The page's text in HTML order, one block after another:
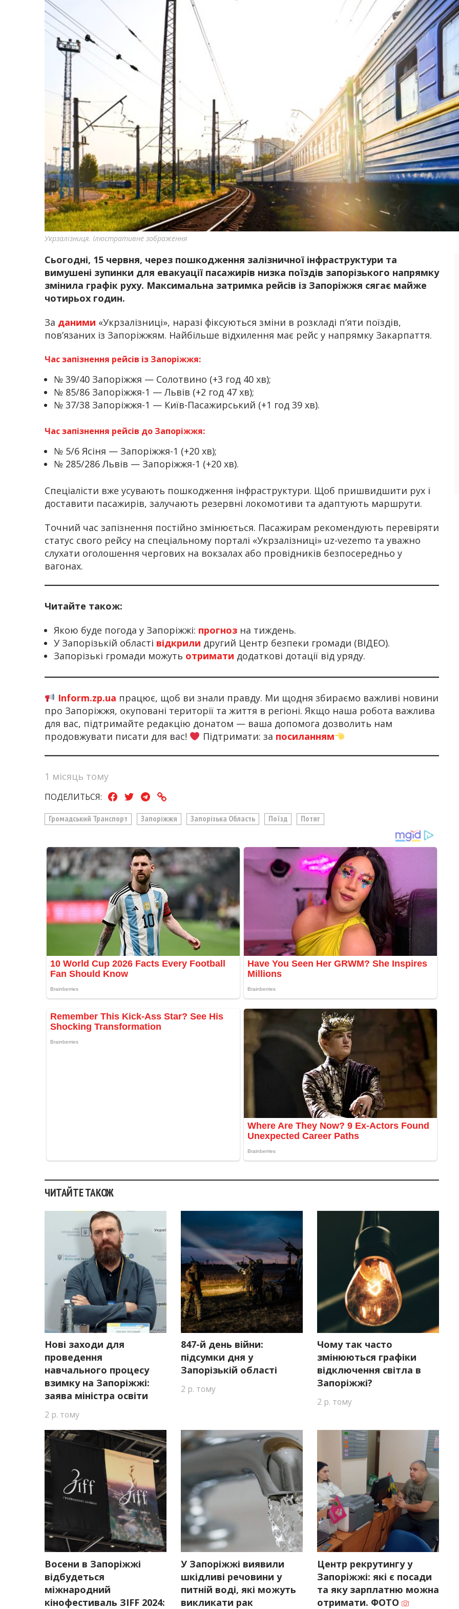
Укрзалізниця. Ілюстративне зображення
Сьогодні, 15 червня, через пошкодження залізничної інфраструктури та
вимушені зупинки для евакуації пасажирів низка поїздів запорізького напрямку
змінила графік руху. Максимальна затримка рейсів із Запоріжжя сягає майже
чотирьох годин.
За даними «Укрзалізниці», наразі фіксуються зміни в розкладі п’яти поїздів,
пов’язаних із Запоріжжям. Найбільше відхилення має рейс у напрямку Закарпаття.
Час запізнення рейсів із Запоріжжя:
№ 39/40 Запоріжжя — Солотвино (+3 год 40 хв);
№ 85/86 Запоріжжя-1 — Львів (+2 год 47 хв);
№ 37/38 Запоріжжя-1 — Київ-Пасажирський (+1 год 39 хв).
Час запізнення рейсів до Запоріжжя:
№ 5/6 Ясіня — Запоріжжя-1 (+20 хв);
№ 285/286 Львів — Запоріжжя-1 (+20 хв).
Спеціалісти вже усувають пошкодження інфраструктури. Щоб пришвидшити рух і
доставити пасажирів, залучають резервні локомотиви та адаптують маршрути.
Точний час запізнення постійно змінюється. Пасажирам рекомендують перевіряти
статус свого рейсу на спеціальному порталі «Укрзалізниці» uz-vezemo та уважно
слухати оголошення чергових на вокзалах або провідників безпосередньо у
вагонах.
Читайте також:
Якою буде погода у Запоріжжі: прогноз на тиждень.
У Запорізькій області відкрили другий Центр безпеки громади (ВІДЕО).
Запорізькі громади можуть отримати додаткові дотації від уряду.
Inform.zp.ua працює, щоб ви знали правду. Ми щодня збираємо важливі новини
про Запоріжжя, окуповані території та життя в регіоні. Якщо наша робота важлива
для вас, підтримайте редакцію донатом — ваша допомога дозволить нам
продовжувати писати для вас!
Підтримати: за посиланням
1 місяць тому
ПОДЕЛИТЬСЯ:
Громадський Транспорт Запоріжжя Запорізька Область Поїзд Потяг
ЧИТАЙТЕ ТАКОЖ
Нові заходи для
проведення
навчального процесу
взимку на Запоріжжі:
заява міністра освіти
2 р. тому
847-й день війни:
підсумки дня у
Запорізькій області
2 р. тому
Чому так часто
змінюються графіки
відключення світла в
Запоріжжі?
2 р. тому
Восени в Запоріжжі
відбудеться
міжнародний
кінофестиваль ЗІFF 2024:
У Запоріжжі виявили
шкідливі речовини у
питній воді, які можуть
викликати рак
Центр рекрутингу у
Запоріжжі: які є посади
та яку зарплатню можна
отримати. ФОТО